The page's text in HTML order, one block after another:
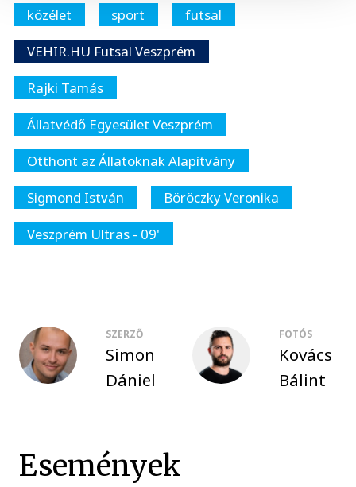
közélet sport
futsal
VEHIR.HU Futsal Veszprém
Rajki Tamás
Állatvédő Egyesület Veszprém
Otthont az Állatoknak Alapítvány
Sigmond István
Böröczky Veronika
Veszprém Ultras - 09'
SZERZŐ
Simon
Dániel
FOTÓS
Kovács
Bálint
Események